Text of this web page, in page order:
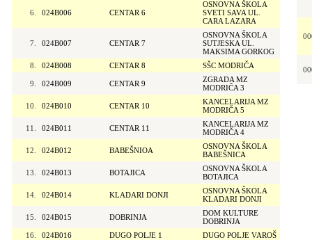
6. 024B006 CENTAR 6
OSNOVNA ŠKOLA
SVETI SAVA UL.
CARA LAZARA
7. 024B007 CENTAR 7
OSNOVNA ŠKOLA
SUTJESKA UL.
MAKSIMA GORKOG
8.
024B008 CENTAR 8 SŠC MODRIČA
9. 024B009 CENTAR 9
ZGRADA MZ
MODRIČA 3
10. 024B010 CENTAR 10
KANCELARIJA MZ
MODRIČA 5
11. 024B011 CENTAR 11
KANCELARIJA MZ
MODRIČA 4
12. 024B012 BABEŠNIOA
OSNOVNA ŠKOLA
BABEŠNICA
13. 024B013 BOTAJICA
OSNOVNA ŠKOLA
BOTAJICA
14. 024B014 KLADARI DONJI
OSNOVNA ŠKOLA
KLADARI DONJI
15. 024B015 DOBRINJA
DOM KULTURE
DOBRINJA
16.
024B016 DUGO POLJE 1 DUGO POLJE VAROŠ